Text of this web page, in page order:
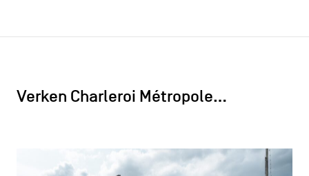
Verken Charleroi Métropole…